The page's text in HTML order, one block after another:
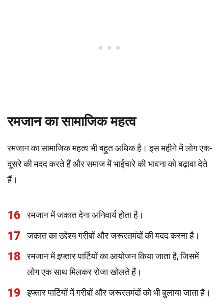
रमजान का सामाजिक महत्व
रमजान का सामाजिक महत्व भी बहुत अधिक है। इस महीने में लोग एक-
दूसरे की मदद करते हैं और समाज में भाईचारे की भावना को बढ़ावा देते
हैं।
16 रमजान में जकात देना अनिवार्य होता है।
17 जकात का उद्देश्य गरीबों और जरूरतमंदों की मदद करना है।
18
रमजान में इफ्तार पार्टियों का आयोजन किया जाता है, जिसमें
लोग एक साथ मिलकर रोजा खोलते हैं।
19 इफ्तार पार्टियों में गरीबों और जरूरतमंदों को भी बुलाया जाता है।